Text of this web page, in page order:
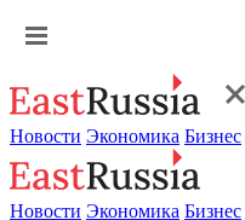
Новости Экономика Бизнес
Новости Экономика Бизнес